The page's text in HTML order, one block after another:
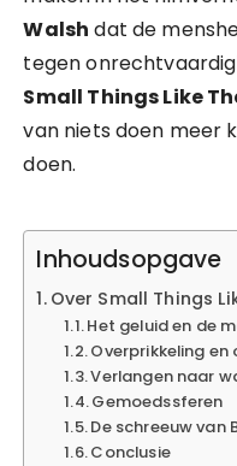
Walsh dat de
tegen
Small Things Like
van niets doen meer
doen.
Inhoudsopgave
Over Small Things
Het geluid en de
Overprikkeling en
Verlangen naar
Gemoedssferen
De schreeuw van
Conclusie